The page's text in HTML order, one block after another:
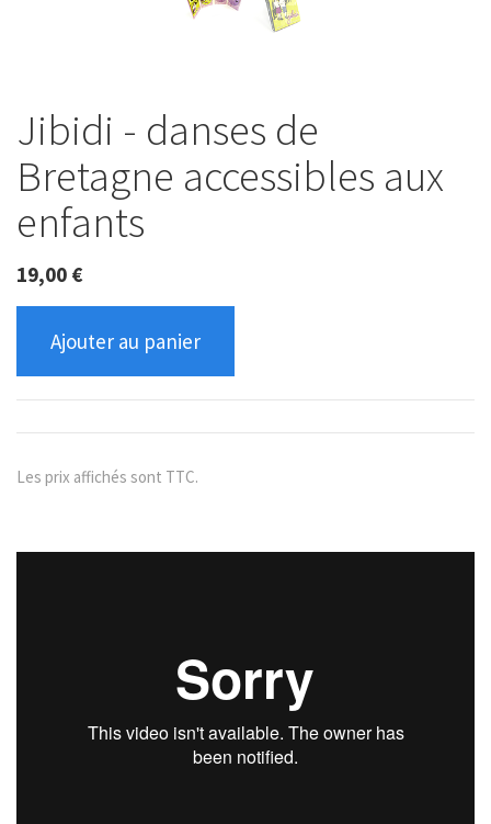
Jibidi - danses de
Bretagne accessibles aux
enfants
19,00 €
Ajouter au panier
Les prix affichés sont TTC.